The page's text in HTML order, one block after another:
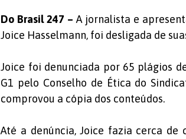
Do Brasil 247 – A jornalista e
Joice Hasselmann, foi desligada de
Joice foi denunciada por 65 plágios
G1 pelo Conselho de Ética do
comprovou a cópia dos conteúdos.
Até a denúncia, Joice fazia cerca de